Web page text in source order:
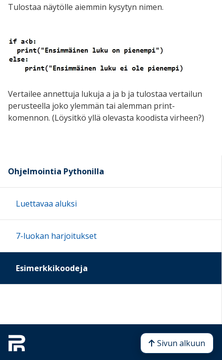
Tulostaa näytölle aiemmin kysytyn nimen.
Vertailee annettuja lukuja a ja b ja tulostaa vertailun
perusteella joko ylemmän tai alemman print-
komennon. (Löysitkö yllä olevasta koodista virheen?)
Ohjelmointia Pythonilla
Luettavaa aluksi
7-luokan harjoitukset
Esimerkkikoodeja
Sivun alkuun